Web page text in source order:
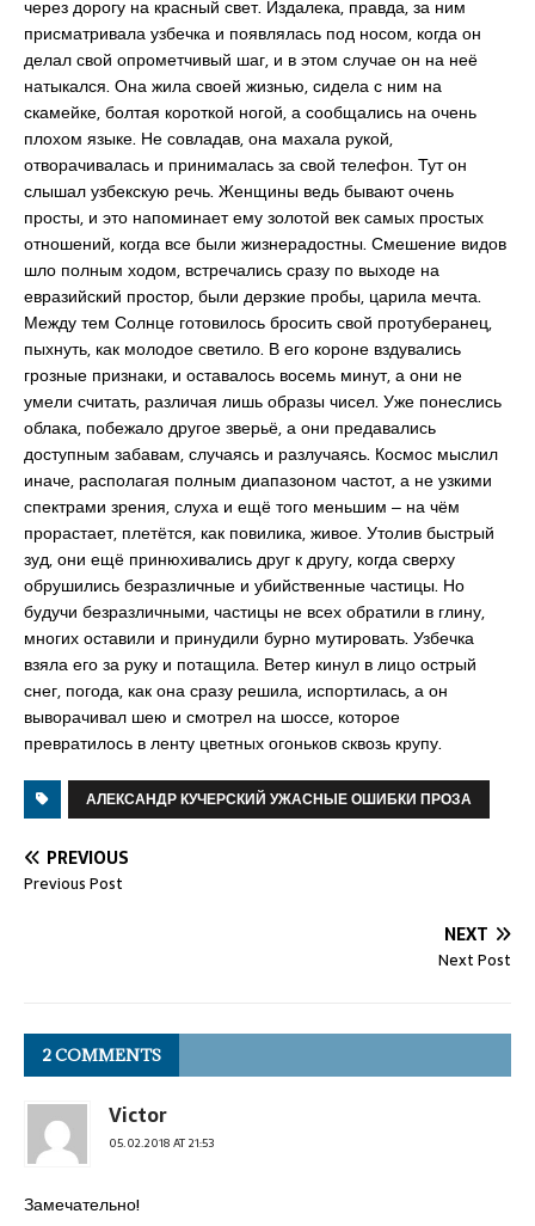
через дорогу на красный свет. Издалека, правда, за ним
присматривала узбечка и появлялась под носом, когда он
делал свой опрометчивый шаг, и в этом случае он на неё
натыкался. Она жила своей жизнью, сидела с ним на
скамейке, болтая короткой ногой, а сообщались на очень
плохом языке. Не совладав, она махала рукой,
отворачивалась и принималась за свой телефон. Тут он
слышал узбекскую речь. Женщины ведь бывают очень
просты, и это напоминает ему золотой век самых простых
отношений, когда все были жизнерадостны. Смешение видов
шло полным ходом, встречались сразу по выходе на
евразийский простор, были дерзкие пробы, царила мечта.
Между тем Солнце готовилось бросить свой протуберанец,
пыхнуть, как молодое светило. В его короне вздувались
грозные признаки, и оставалось восемь минут, а они не
умели считать, различая лишь образы чисел. Уже понеслись
облака, побежало другое зверьё, а они предавались
доступным забавам, случаясь и разлучаясь. Космос мыслил
иначе, располагая полным диапазоном частот, а не узкими
спектрами зрения, слуха и ещё того меньшим ‒ на чём
прорастает, плетётся, как повилика, живое. Утолив быстрый
зуд, они ещё принюхивались друг к другу, когда сверху
обрушились безразличные и убийственные частицы. Но
будучи безразличными, частицы не всех обратили в глину,
многих оставили и принудили бурно мутировать. Узбечка
взяла его за руку и потащила. Ветер кинул в лицо острый
снег, погода, как она сразу решила, испортилась, а он
выворачивал шею и смотрел на шоссе, которое
превратилось в ленту цветных огоньков сквозь крупу.
АЛЕКСАНДР КУЧЕРСКИЙ УЖАСНЫЕ ОШИБКИ ПРОЗА
PREVIOUS
Previous Post
NEXT
Next Post
2 COMMENTS
Victor
05.02.2018 AT 21:53
Замечательно!